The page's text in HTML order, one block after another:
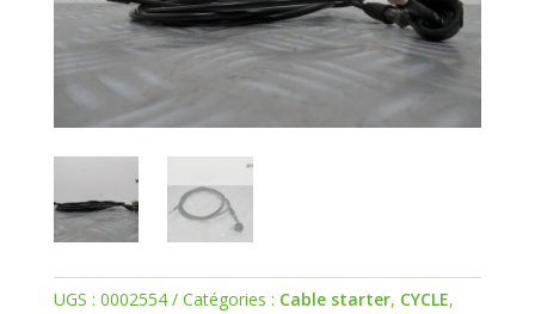
UGS : 0002554 Catégories : Cable starter, CYCLE,